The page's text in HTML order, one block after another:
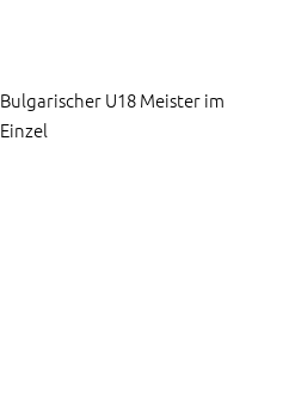
Bulgarischer U18 Meister im
Einzel